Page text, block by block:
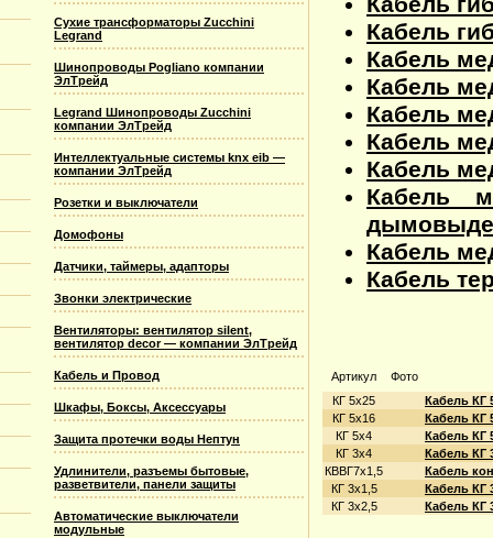
Сухие трансформаторы Zucchini
Legrand
Шинопроводы Pogliano компании
ЭлТрейд
Legrand Шинопроводы Zucchini
компании ЭлТрейд
Интеллектуальные системы knx eib —
компании ЭлТрейд
Розетки и выключатели
Домофоны
Датчики, таймеры, адапторы
Звонки электрические
Вентиляторы: вентилятор silent,
вентилятор decor — компании ЭлТрейд
Кабель и Провод
Шкафы, Боксы, Аксессуары
Защита протечки воды Нептун
Удлинители, разъемы бытовые,
разветвители, панели защиты
Автоматические выключатели
модульные
Кабель
Кабель
Кабель
Кабель
Кабель
Кабель
Кабель
Кабель
Кабель
Артикул
Фото
КГ 5х25
Кабель КГ
КГ 5х16
Кабель КГ
КГ 5х4
Кабель КГ
КГ 3х4
Кабель КГ
КВВГ7х1,5
Кабель
КГ 3х1,5
Кабель КГ
КГ 3х2,5
Кабель КГ